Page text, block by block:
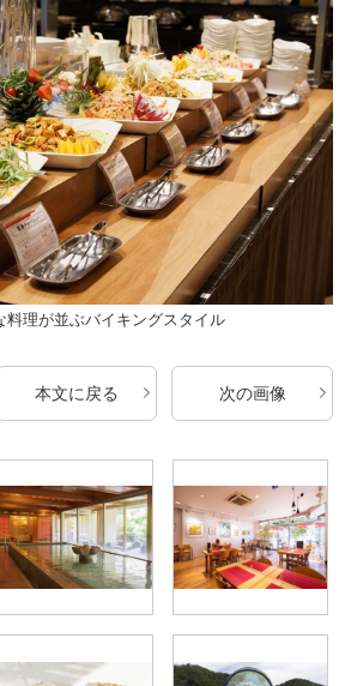
料理が並ぶバイキングスタイル
本文に戻る 次の画像